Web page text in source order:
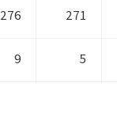
276 271
9 5